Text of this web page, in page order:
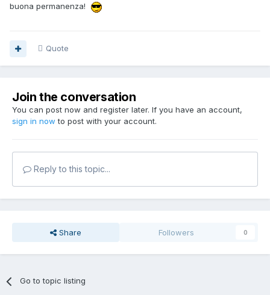
buona permanenza!
Quote
Join the conversation
You can post now and register later. If you have an account,
sign in now to post with your account.
Reply to this topic...
Share Followers 0
Go to topic listing